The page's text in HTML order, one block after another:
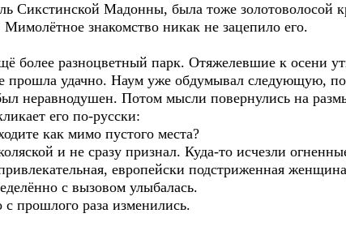
Сикстинской Мадонны, была тоже золотоволосой
знакомство никак не зацепило его.
разноцветный парк. Отяжелевшие к осени
прошла удачно. Наум уже обдумывал следующую, по
неравнодушен. Потом мысли повернулись на
его по-русски:
как мимо пустого места?
и не сразу признал. Куда-то исчезли
европейски подстриженная
с вызовом улыбалась.
прошлого раза изменились.